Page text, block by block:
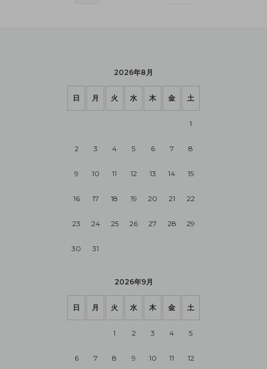
2026年8月
日 月 火 水 木 金 土
1
2 3 4 5 6 7 8
9 10 11 12 13 14 15
16 17 18 19 20 21 22
23 24 25 26 27 28 29
30 31
2026年9月
日 月 火 水 木 金 土
1 2 3 4 5
6 7 8 9 10 11 12